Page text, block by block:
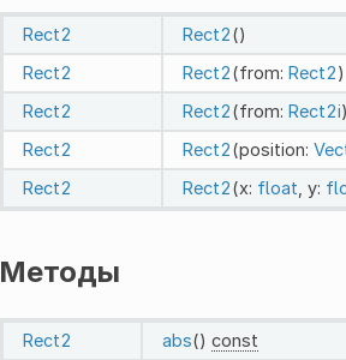
Rect2 Rect2()
Rect2
Rect2(from: Rect2)
Rect2
Rect2(from: Rect2i)
Rect2
Rect2(position:
Rect2
Rect2(x: float , y:
Методы
Rect2 abs() const